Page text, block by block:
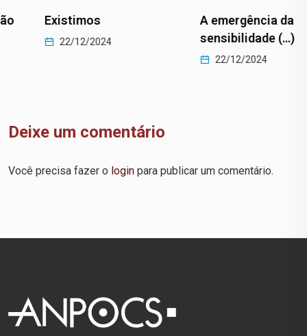
Existimos
22/12/2024
A emergência da
sensibilidade (…)
22/12/2024
Deixe um comentário
Você precisa fazer o login para publicar um comentário.